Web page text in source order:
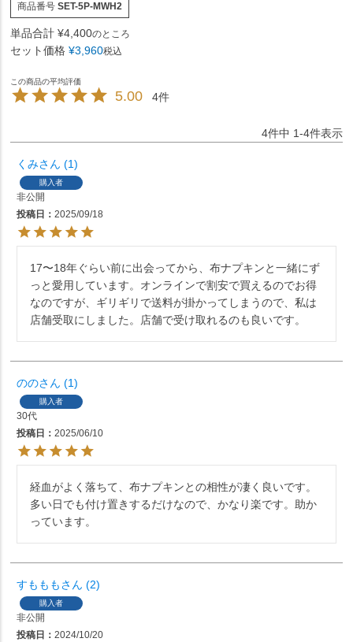
商品番号 SET-5P-MWH2
単品合計 ¥4,400のところ
セット価格 ¥3,960税込
5.00 4
4件中 1-4件表示
くみ 1
購入者
非公開
投稿日
2025/09/18
17〜18年ぐらい前に出会ってから、布ナプキンと一緒にず
っと愛用しています。オンラインで割安で買えるのでお得
なのですが、ギリギリで送料が掛かってしまうので、私は
店舗受取にしました。店舗で受け取れるのも良いです。
のの 1
購入者
30代
投稿日
2025/06/10
経血がよく落ちて、布ナプキンとの相性が凄く良いです。
多い日でも付け置きするだけなので、かなり楽です。助か
っています。
すももも 2
購入者
非公開
投稿日
2024/10/20